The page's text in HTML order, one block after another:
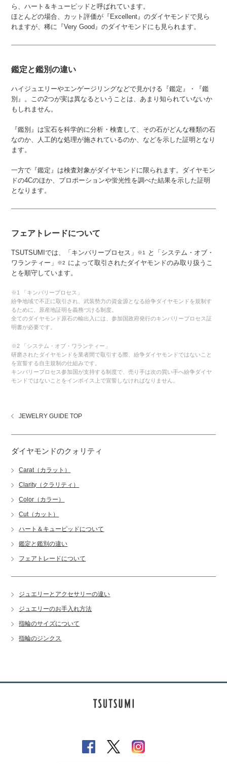
ら、ハート＆キューピッドと呼ばれています。
ほとんどの場合、カット評価が『Excellent』のダイヤモンドで見ら
れますが、稀に『Very Good』のダイヤモンドにも見られます。
鑑定と鑑別の違い
ハイジュエリーやエンゲージリングなどで見かける『鑑定』・『鑑
別』。この2つが実は異なるということは、あまり知られていないか
もしれません。
『鑑別』は宝石を科学的に分析・検査して、その石がどんな種類の石
なのか、人工的な処理が施されているのか、などを示した証明となり
ます。
一方で『鑑定』は検査対象がダイヤモンドに限られます。ダイヤモン
ドの4Cのほか、プロポーションや蛍光性を調べた結果を示した証明
となります。
フェアトレードについて
TSUTSUMIでは、「キンバリープロセス」 ※1
と「システム・オブ・
ワランティー」
※2
によって取引されたダイヤモンドのみ取り扱うこ
とを順守しています。
※1 「キンバリープロセス」
紛争地域で不正に取引され、武装勢力の資金源となる紛争ダイヤモンドを規制す
るために、原産地証明を義務づける制度。
全てのダイヤモンド原石の輸出入には、参加国政府発行のキンバリープロセス証
明書が必要です。
※2 「システム・オブ・ワランティー」
研磨されたダイヤモンドを業者間で取引する際、紛争ダイヤモンドではないこと
を宣誓する自主規制の仕組みです。
キンバリープロセス参加国が支持する制度で、売り手は次の買い手へ紛争ダイヤ
モンドではないことをインボイス上で宣誓しなければなりません。
JEWELRY GUIDE TOP
ダイヤモンドのクォリティ
Carat（カラット）
Clarity（クラリティ）
Color（カラー）
Cut（カット）
ハート＆キューピッドについて
鑑定と鑑別の違い
フェアトレードについて
ジュエリーとアクセサリーの違い
ジュエリーのお手入れ方法
指輪のサイズについて
指輪のジンクス